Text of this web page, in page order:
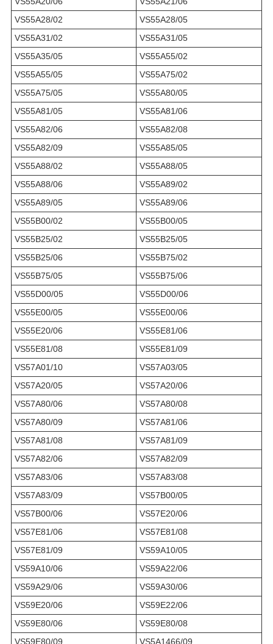
VS55A28/02
VS55A28/05
VS55A31/02
VS55A31/05
VS55A35/05
VS55A55/02
VS55A55/05
VS55A75/02
VS55A75/05
VS55A80/05
VS55A81/05
VS55A81/06
VS55A82/06
VS55A82/08
VS55A82/09
VS55A85/05
VS55A88/02
VS55A88/05
VS55A88/06
VS55A89/02
VS55A89/05
VS55A89/06
VS55B00/02
VS55B00/05
VS55B25/02
VS55B25/05
VS55B25/06
VS55B75/02
VS55B75/05
VS55B75/06
VS55D00/05
VS55D00/06
VS55E00/05
VS55E00/06
VS55E20/06
VS55E81/06
VS55E81/08
VS55E81/09
VS57A01/10
VS57A03/05
VS57A20/05
VS57A20/06
VS57A80/06
VS57A80/08
VS57A80/09
VS57A81/06
VS57A81/08
VS57A81/09
VS57A82/06
VS57A82/09
VS57A83/06
VS57A83/08
VS57A83/09
VS57B00/05
VS57B00/06
VS57E20/06
VS57E81/06
VS57E81/08
VS57E81/09
VS59A10/05
VS59A10/06
VS59A22/06
VS59A29/06
VS59A30/06
VS59E20/06
VS59E22/06
VS59E80/06
VS59E80/08
VS59E80/09
VS5A1466/09